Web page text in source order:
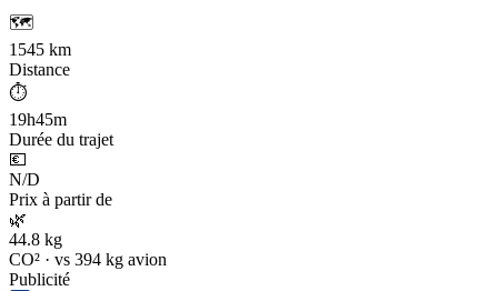
🗺️
1545 km
Distance
⏱️
19h45m
Durée du trajet
💶
N/D
Prix à partir de
🌿
44.8 kg
CO² · vs 394 kg avion
Publicité